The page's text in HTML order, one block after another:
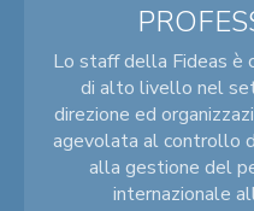
Lo staff della Fideas è
di alto livello nel
direzione ed
agevolata al controllo
alla gestione del
internazionale